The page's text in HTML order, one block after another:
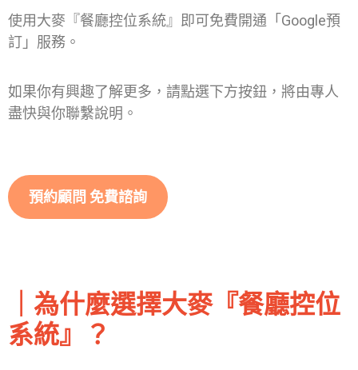
使用大麥『餐廳控位系統』即可免費開通「Google預
訂」服務。
如果你有興趣了解更多，請點選下方按鈕，將由專人
盡快與你聯繫說明。
預約顧問 免費諮詢
｜為什麼選擇大麥『餐廳控位
系統』？